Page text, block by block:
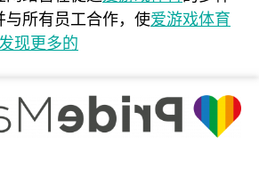
所有员工合作，使爱游戏体育
现更多的